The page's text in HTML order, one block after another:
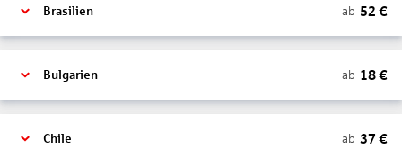
Brasilien ab 52 €
Bulgarien ab 18€
Chile ab 37 €